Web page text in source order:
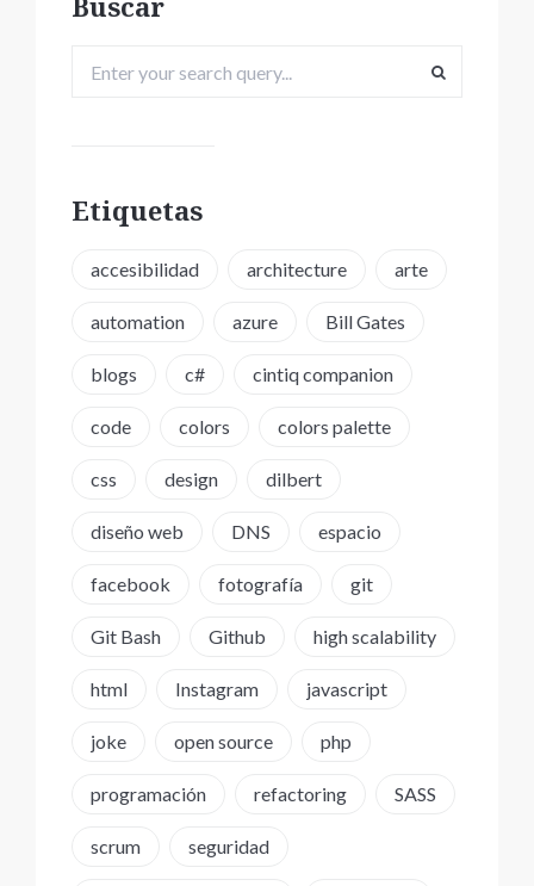
Etiquetas
accesibilidad architecture arte
automation azure Bill Gates
blogs c# cintiq companion
code colors colors palette
css design dilbert
diseño web DNS espacio
facebook fotografía git
Git Bash Github high scalability
html Instagram javascript
joke open source php
programación refactoring SASS
scrum seguridad